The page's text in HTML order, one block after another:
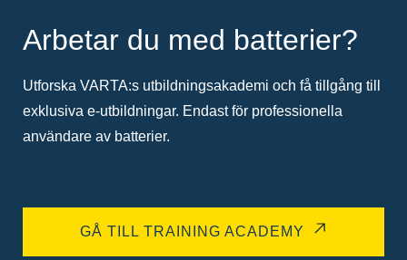
Arbetar du med batterier?
Utforska VARTA:s utbildningsakademi och få tillgång till
exklusiva e-utbildningar. Endast för professionella
användare av batterier.
GÅ TILL TRAINING ACADEMY